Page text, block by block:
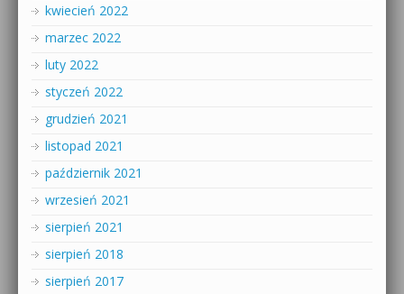
kwiecień 2022
marzec 2022
luty 2022
styczeń 2022
grudzień 2021
listopad 2021
październik 2021
wrzesień 2021
sierpień 2021
sierpień 2018
sierpień 2017